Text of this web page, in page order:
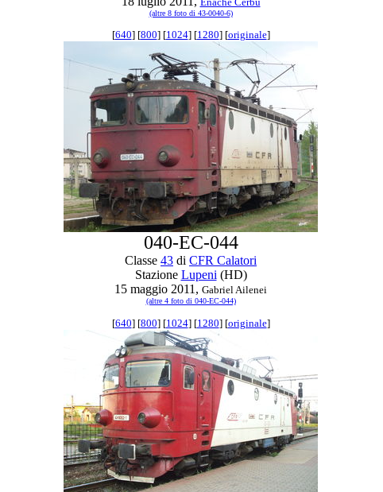
(altre 8 foto di 43-0040-6)
[640] [800] [1024] [1280] [originale]
040-EC-044
Classe 43 di CFR Calatori
Stazione Lupeni (HD)
15 maggio 2011, Gabriel Ailenei
(altre 4 foto di 040-EC-044)
[640] [800] [1024] [1280] [originale]